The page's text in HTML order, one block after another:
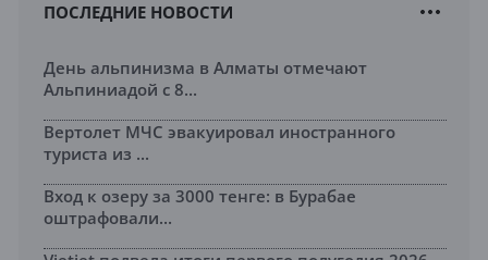
ПОСЛЕДНИЕ НОВОСТИ
День альпинизма в Алматы отмечают
Альпиниадой с 8...
Вертолет МЧС эвакуировал иностранного
туриста из ...
Вход к озеру за 3000 тенге: в Бурабае
оштрафовали...